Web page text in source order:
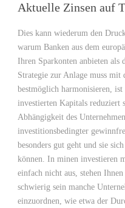
Aktuelle Zinsen auf
Dies kann wiederum den
warum Banken aus dem
Ihren Sparkonten anbieten als
Strategie zur Anlage muss
bestmöglich harmonisieren,
investierten Kapitals reduziert
Abhängigkeit des
investitionsbedingter
besonders gut geht und sie
können. In minen investieren
einfach nicht aus, stehen
schwierig sein manche
einzuordnen, wie etwa der